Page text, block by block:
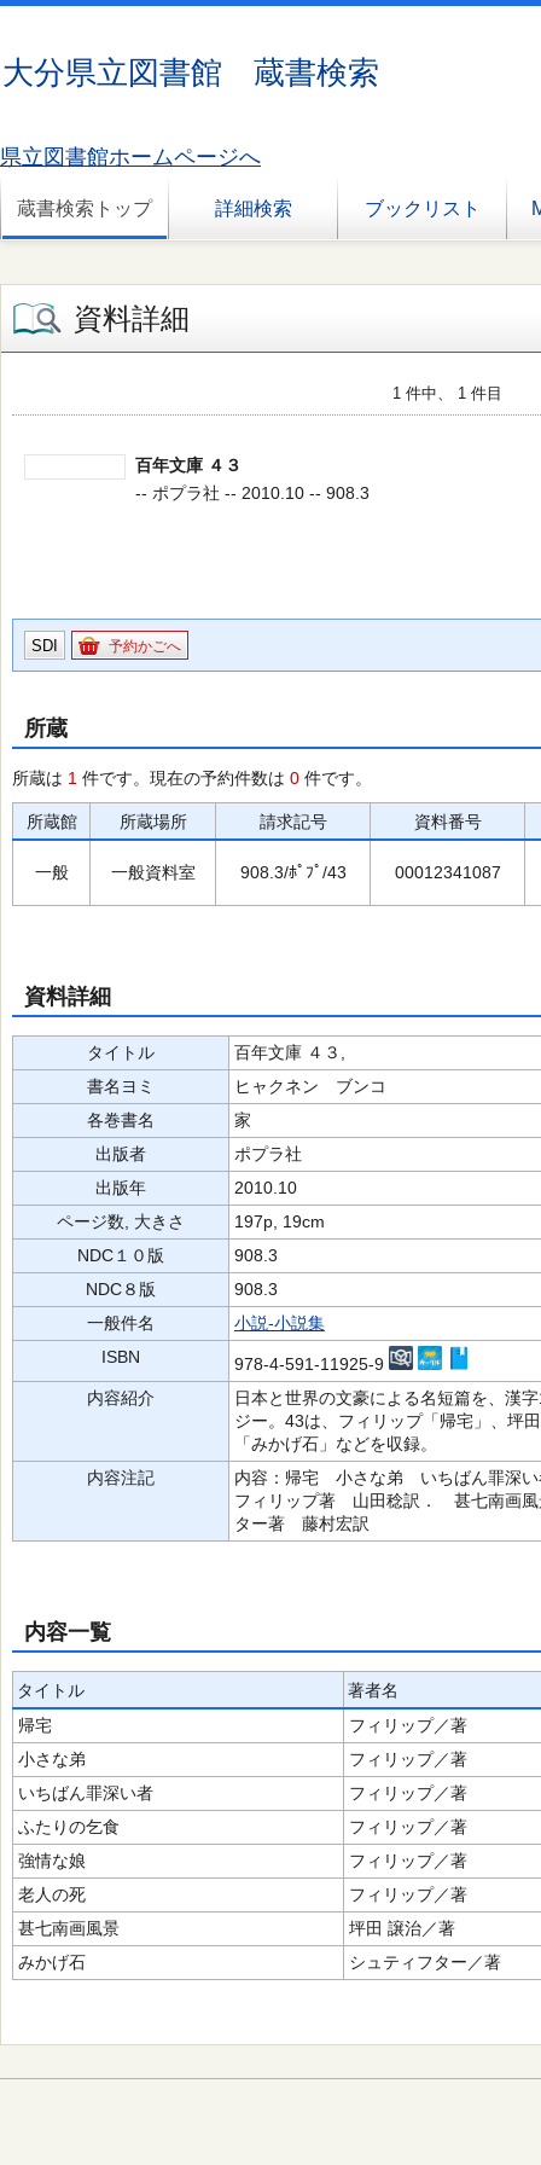
大分県立図書館 蔵書検索
県立図書館ホームページへ
蔵書検索トップ 詳細検索 ブックリスト
資料詳細
1 件中、 1 件目
百年文庫 ４３
-- ポプラ社 -- 2010.10 -- 908.3
SDI 予約かごへ
所蔵
所蔵は 1 件です。現在の予約件数は 0 件です。
所蔵館 所蔵場所 請求記号 資料番号
一般 一般資料室 908.3/ﾎﾟﾌﾟ/43 00012341087
資料詳細
タイトル
百年文庫 ４３,
書名ヨミ
ヒャクネン ブンコ
各巻書名
家
出版者
ポプラ社
出版年
2010.10
ページ数, 大きさ
197p, 19cm
NDC１０版
908.3
NDC８版
908.3
一般件名
小説-小説集
ISBN
978-4-591-11925-9
内容紹介
日本と世界の文豪による名短篇を、漢
ジー。43は、フィリップ「帰宅」、坪
「みかげ石」などを収録。
内容注記
内容：帰宅 小さな弟 いちばん罪
フィリップ著 山田稔訳． 甚七南画
ター著 藤村宏訳
内容一覧
タイトル
著者名
帰宅
フィリップ／著
小さな弟
フィリップ／著
いちばん罪深い者
フィリップ／著
ふたりの乞食
フィリップ／著
強情な娘
フィリップ／著
老人の死
フィリップ／著
甚七南画風景
坪田 譲治／著
みかげ石
シュティフター／著